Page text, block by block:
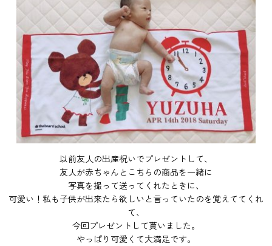
以前友人の出産祝いでプレゼントして、
友人が赤ちゃんとこちらの商品を一緒に
写真を撮って送ってくれたときに、
可愛い！私も子供が出来たら欲しいと言っていたのを覚えててくれ
て、
今回プレゼントして貰いました。
やっぱり可愛くて大満足です。